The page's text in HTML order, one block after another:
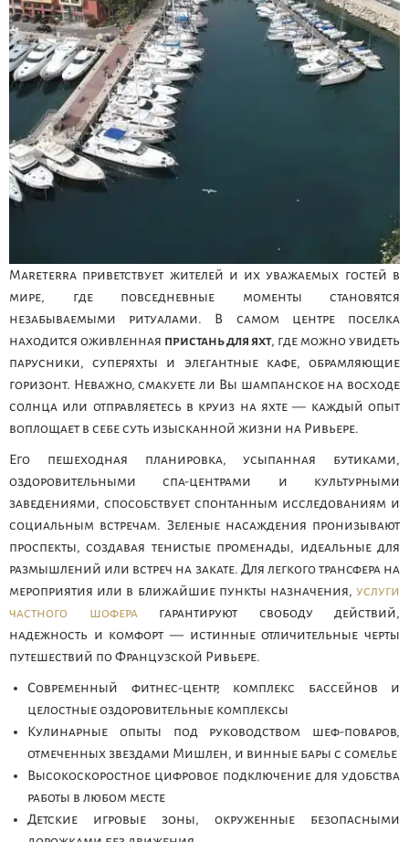
Mareterra приветствует жителей и их уважаемых гостей в
мире, где повседневные моменты становятся
незабываемыми ритуалами. В самом центре поселка
находится оживленная пристань для яхт, где можно увидеть
парусники, суперяхты и элегантные кафе, обрамляющие
горизонт. Неважно, смакуете ли Вы шампанское на восходе
солнца или отправляетесь в круиз на яхте — каждый опыт
воплощает в себе суть изысканной жизни на Ривьере.
Его пешеходная планировка, усыпанная бутиками,
оздоровительными спа-центрами и культурными
заведениями, способствует спонтанным исследованиям и
социальным встречам. Зеленые насаждения пронизывают
проспекты, создавая тенистые променады, идеальные для
размышлений или встреч на закате. Для легкого трансфера на
мероприятия или в ближайшие пункты назначения, услуги
частного шофера гарантируют свободу действий,
надежность и комфорт — истинные отличительные черты
путешествий по Французской Ривьере.
Современный фитнес-центр, комплекс бассейнов и
целостные оздоровительные комплексы
Кулинарные опыты под руководством шеф-поваров,
отмеченных звездами Мишлен, и винные бары с сомелье
Высокоскоростное цифровое подключение для удобства
работы в любом месте
Детские игровые зоны, окруженные безопасными